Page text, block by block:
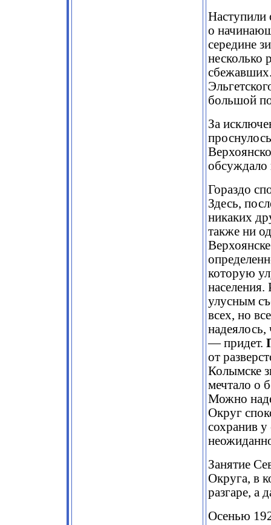
Наступили
о
середине
несколько
большой
За
обсуждало
Гораздо
Здесь,
никаких
также ни
которую
населения.
улусным
всех, но
надеялось,
— придет.
от
Колымске
мечтало о
Можно
Округ
сохранив у
Занятие
Округа, в
разгаре, а
Осенью